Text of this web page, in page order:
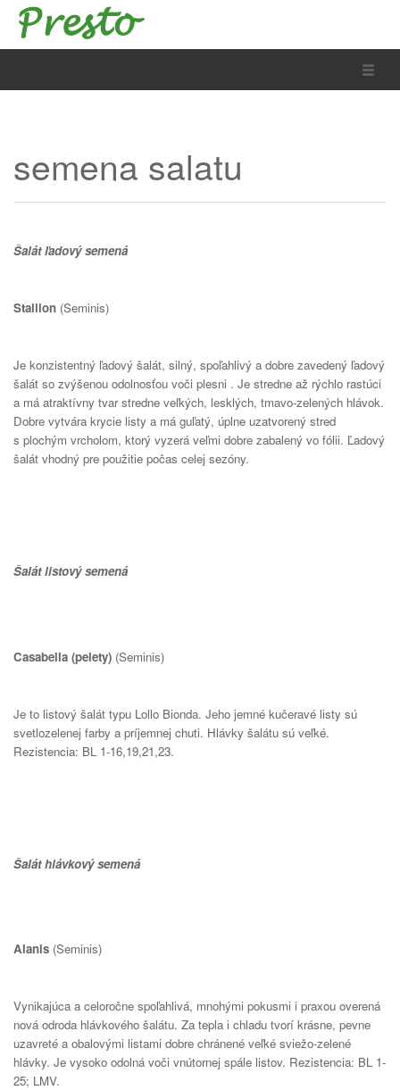
semena salatu
Šalát ľadový semená
Stallion (Seminis)
Je konzistentný ľadový šalát, silný, spoľahlivý a dobre zavedený ľadový
šalát so zvýšenou odolnosťou voči plesni . Je stredne až rýchlo rastúci
a má atraktívny tvar stredne veľkých, lesklých, tmavo-zelených hlávok.
Dobre vytvára krycie listy a má guľatý, úplne uzatvorený stred
s plochým vrcholom, ktorý vyzerá veľmi dobre zabalený vo fólii. Ľadový
šalát vhodný pre použitie počas celej sezóny.
Šalát listový semená
Casabella (pelety) (Seminis)
Je to listový šalát typu Lollo Bionda. Jeho jemné kučeravé listy sú
svetlozelenej farby a príjemnej chuti. Hlávky šalátu sú veľké.
Rezistencia: BL 1-16,19,21,23.
Šalát hlávkový semená
Alanis (Seminis)
Vynikajúca a celoročne spoľahlivá, mnohými pokusmi i praxou overená
nová odroda hlávkového šalátu. Za tepla i chladu tvorí krásne, pevne
uzavreté a obalovými listami dobre chránené veľké sviežo-zelené
hlávky. Je vysoko odolná voči vnútornej spále listov. Rezistencia: BL 1-
25; LMV.